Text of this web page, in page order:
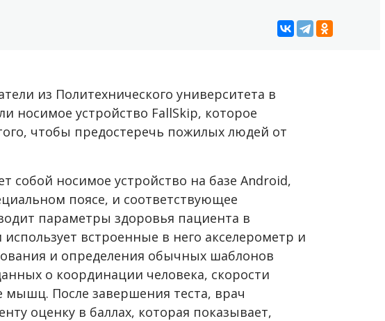
из Политехнического университета в
носимое устройство FallSkip, которое
чтобы предостеречь пожилых людей от
собой носимое устройство на базе Android,
поясе, и соответствующее
параметры здоровья пациента в
встроенные в него акселерометр и
и определения обычных шаблонов
о координации человека, скорости
мышц. После завершения теста, врач
оценку в баллах, которая показывает,